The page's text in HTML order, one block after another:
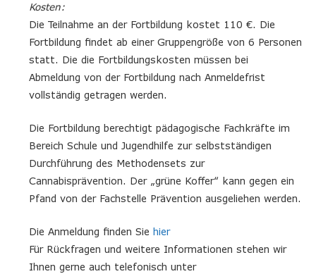
Kosten:
Die Teilnahme an der Fortbildung kostet 110 €. Die
Fortbildung findet ab einer Gruppengröße von 6 Personen
statt. Die die Fortbildungskosten müssen bei
Abmeldung von der Fortbildung nach Anmeldefrist
vollständig getragen werden.
Die Fortbildung berechtigt pädagogische Fachkräfte im
Bereich Schule und Jugendhilfe zur selbstständigen
Durchführung des Methodensets zur
Cannabisprävention. Der „grüne Koffer“ kann gegen ein
Pfand von der Fachstelle Prävention ausgeliehen werden.
Die Anmeldung finden Sie hier
Für Rückfragen und weitere Informationen stehen wir
Ihnen gerne auch telefonisch unter